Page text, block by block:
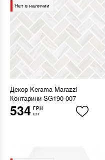
Нет в наличии
Декор Kerama Marazzi
Контарини SG190 007
534 ГРН
шт